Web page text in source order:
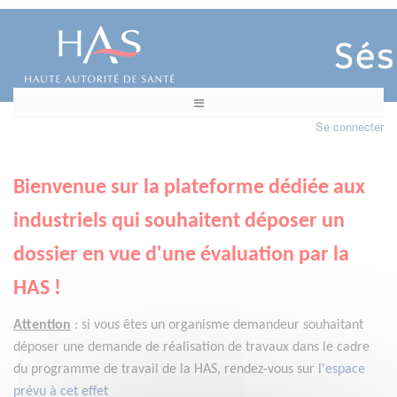
Se connecter
Bienvenue sur la plateforme dédiée aux
industriels qui souhaitent déposer un
dossier en vue d'une évaluation par la
HAS !
Attention : si vous êtes un organisme demandeur souhaitant
déposer une demande de réalisation de travaux dans le cadre
du programme de travail de la HAS, rendez-vous sur l'espace
prévu à cet effet